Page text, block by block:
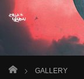
Home GALLERY